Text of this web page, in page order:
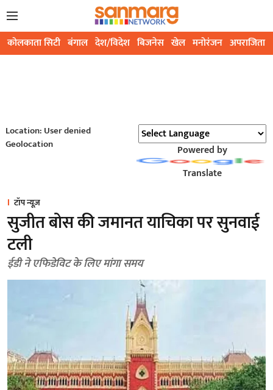
कोलकाता सिटी बंगाल देश/विदेश बिजनेस खेल मनोरंजन अपराजिता
Location: User denied
Geolocation
Powered by
Translate
टॉप न्यूज़
सुजीत बोस की जमानत याचिका पर सुनवाई
टली
ईडी ने एफिडेविट के लिए मांगा समय